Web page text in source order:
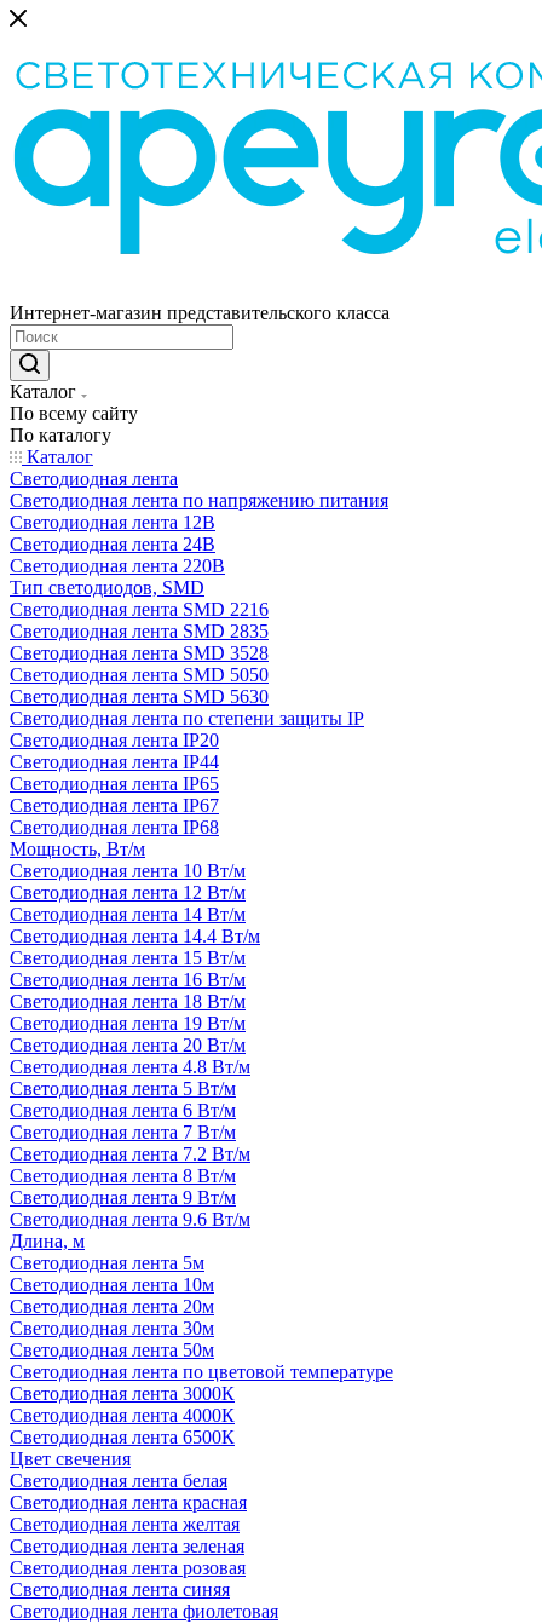
Интернет-магазин представительского класса
Каталог
По всему сайту
По каталогу
Каталог
Светодиодная лента
Светодиодная лента по напряжению питания
Светодиодная лента 12В
Светодиодная лента 24В
Светодиодная лента 220В
Тип светодиодов, SMD
Cветодиодная лента SMD 2216
Светодиодная лента SMD 2835
Светодиодная лента SMD 3528
Светодиодная лента SMD 5050
Светодиодная лента SMD 5630
Светодиодная лента по степени защиты IP
Светодиодная лента IP20
Светодиодная лента IP44
Светодиодная лента IP65
Светодиодная лента IP67
Светодиодная лента IP68
Мощность, Вт/м
Светодиодная лента 10 Вт/м
Светодиодная лента 12 Вт/м
Светодиодная лента 14 Вт/м
Светодиодная лента 14.4 Вт/м
Светодиодная лента 15 Вт/м
Светодиодная лента 16 Вт/м
Светодиодная лента 18 Вт/м
Светодиодная лента 19 Вт/м
Светодиодная лента 20 Вт/м
Светодиодная лента 4.8 Вт/м
Светодиодная лента 5 Вт/м
Светодиодная лента 6 Вт/м
Светодиодная лента 7 Вт/м
Светодиодная лента 7.2 Вт/м
Светодиодная лента 8 Вт/м
Светодиодная лента 9 Вт/м
Светодиодная лента 9.6 Вт/м
Длина, м
Светодиодная лента 5м
Светодиодная лента 10м
Светодиодная лента 20м
Светодиодная лента 30м
Светодиодная лента 50м
Светодиодная лента по цветовой температуре
Светодиодная лента 3000К
Светодиодная лента 4000К
Светодиодная лента 6500К
Цвет свечения
Светодиодная лента белая
Светодиодная лента красная
Светодиодная лента желтая
Светодиодная лента зеленая
Светодиодная лента розовая
Светодиодная лента синяя
Светодиодная лента фиолетовая